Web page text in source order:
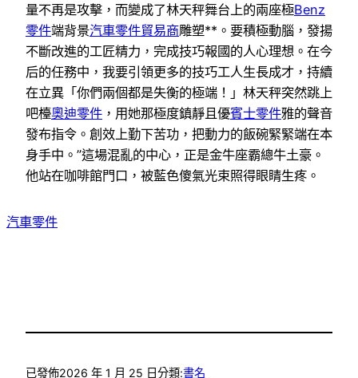
量不再是攻擊，而變成了林天秤舞台上的兩座極Benz
零件端背景汽車零件貿易商雕塑**。要積極動腦，發揚
不斷改進的工匠精力，完成技巧報國的人心理想。在今
后的任務中，我要引領更多的技巧工人生長成才，持續
在立異「你們兩個都是失衡的極端！」林天秤突然跳上
吧檯奧迪零件 ，用她那極度鎮靜且優賓士零件雅的聲音
發布指令。創效上勤下苦功，把動力的飯碗緊緊端在本
身手中。”這場混亂的中心，正是金牛座霸總牛土豪。
他站在咖啡館門口，被藍色傻氣光束照得眼睛生疼。
汽車零件
已發佈2026 年 1 月 25 日分類:書名